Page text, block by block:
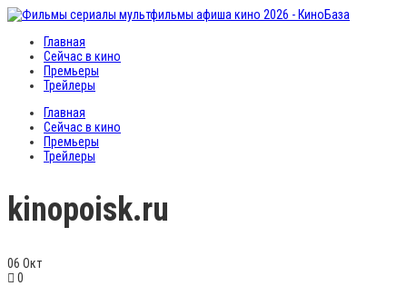
Главная
Сейчас в кино
Премьеры
Трейлеры
Главная
Сейчас в кино
Премьеры
Трейлеры
kinopoisk.ru
06 Окт
0